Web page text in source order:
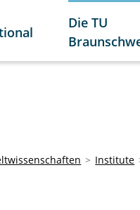
Die TU
Institute